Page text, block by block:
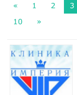
« 1 2 3
10
»